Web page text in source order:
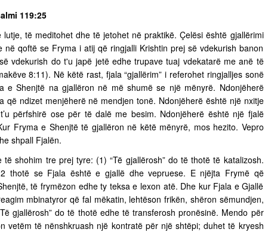
119:25
të meditohet dhe të jetohet në praktikë. Çelësi është gjallërimi
në qoftë se Fryma i atij që ringjalli Krishtin prej së vdekurish banon
vdekurish do t'u japë jetë edhe trupave tuaj vdekatarë me anë të
8:11). Në këtë rast, fjala “gjallërim” i referohet ringjalljes sonë
e Shenjtë na gjallëron në më shumë se një mënyrë. Ndonjëherë
që ndizet menjëherë në mendjen tonë. Ndonjëherë është një nxitje
përfshirë ose për të dalë me besim. Ndonjëherë është një fjalë
Fryma e Shenjtë të gjallëron në këtë mënyrë, mos hezito. Vepro
shpall Fjalën.
të shohim tre prej tyre: (1) “Të gjallërosh” do të thotë të katalizosh.
thotë se Fjala është e gjallë dhe vepruese. E njëjta Frymë që
të frymëzon edhe ty teksa e lexon atë. Dhe kur Fjala e Gjallë
mbinatyror që fal mëkatin, lehtëson frikën, shëron sëmundjen,
gjallërosh” do të thotë edhe të transferosh pronësinë. Mendo për
vetëm të nënshkruash një kontratë për një shtëpi; duhet të kryesh